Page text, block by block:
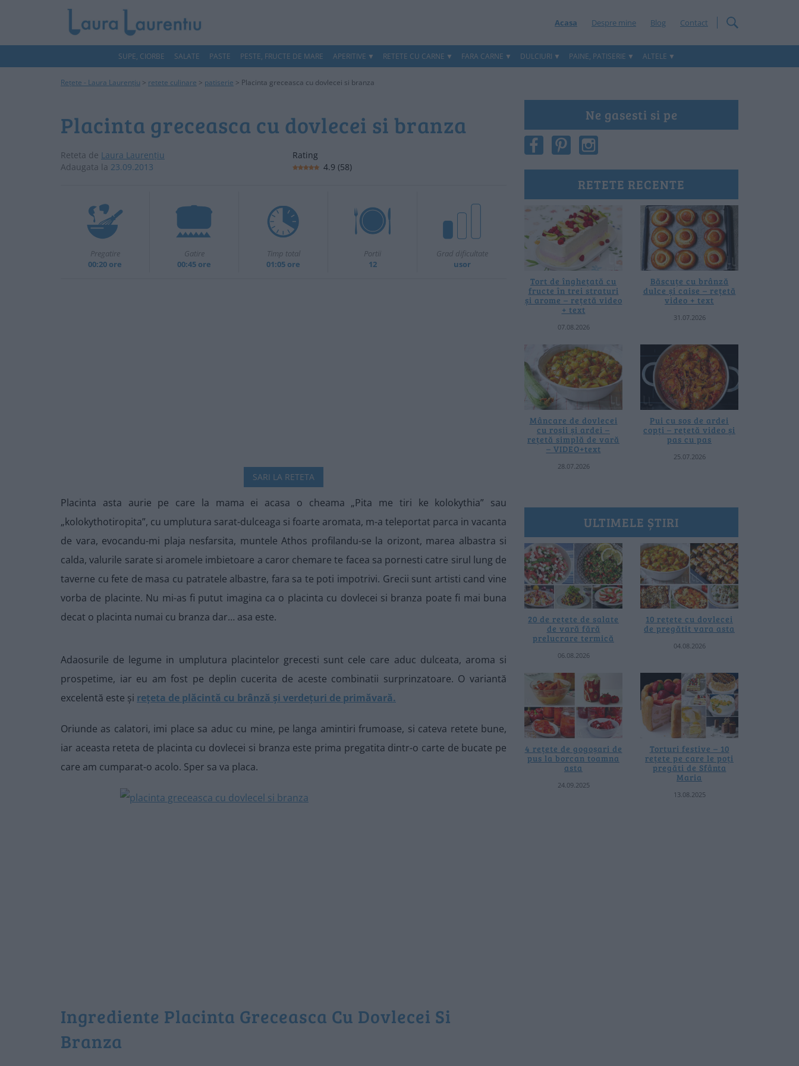
Acasa Despre mine Blog Contact
SUPE, CIORBE SALATE PASTE PESTE, FRUCTE DE MARE APERITIVE RETETE CU CARNE FARA CARNE DULCIURI PAINE, PATISERIE ALTELE
Rețete - Laura Laurențiu > retete culinare > patiserie > Placinta greceasca cu dovlecei si branza
Placinta greceasca cu dovlecei si branza
Reteta de Laura Laurențiu
Adaugata la 23.09.2013
Rating
4.9 (58)
Pregatire
00:20 ore
Gatire
00:45 ore
Timp total
01:05 ore
Portii
12
Grad dificultate
usor
SARI LA RETETA
Placinta asta aurie pe care la mama ei acasa o cheama „Pita me tiri ke kolokythia” sau
„kolokythotiropita”, cu umplutura sarat-dulceaga si foarte aromata, m-a teleportat parca in vacanta
de vara, evocandu-mi plaja nesfarsita, muntele Athos profilandu-se la orizont, marea albastra si
calda, valurile sarate si aromele imbietoare a caror chemare te facea sa pornesti catre sirul lung de
taverne cu fete de masa cu patratele albastre, fara sa te poti impotrivi. Grecii sunt artisti cand vine
vorba de placinte. Nu mi-as fi putut imagina ca o placinta cu dovlecei si branza poate fi mai buna
decat o placinta numai cu branza dar… asa este.
Adaosurile de legume in umplutura placintelor grecesti sunt cele care aduc dulceata, aroma si
prospetime, iar eu am fost pe deplin cucerita de aceste combinatii surprinzatoare. O variantă
excelentă este și rețeta de plăcintă cu brânză și verdețuri de primăvară.
Oriunde as calatori, imi place sa aduc cu mine, pe langa amintiri frumoase, si cateva retete bune,
iar aceasta reteta de placinta cu dovlecei si branza este prima pregatita dintr-o carte de bucate pe
care am cumparat-o acolo. Sper sa va placa.
Ingrediente Placinta Greceasca Cu Dovlecei Si
Branza
Ne gasesti si pe
RETETE RECENTE
Tort de înghețată cu
fructe în trei straturi
și arome – rețetă video
+ text
07.08.2026
Băscuțe cu brânză
dulce și caise – rețetă
video + text
31.07.2026
Mâncare de dovlecei
cu roșii și ardei –
rețetă simplă de vară
– VIDEO+text
28.07.2026
Pui cu sos de ardei
copți – rețetă video și
pas cu pas
25.07.2026
ULTIMELE ȘTIRI
20 de rețete de salate
de vară fără
prelucrare termică
06.08.2026
10 rețete cu dovlecei
de pregătit vara asta
04.08.2026
4 rețete de gogoșari de
pus la borcan toamna
asta
24.09.2025
Torturi festive – 10
rețete pe care le poți
pregăti de Sfânta
Maria
13.08.2025